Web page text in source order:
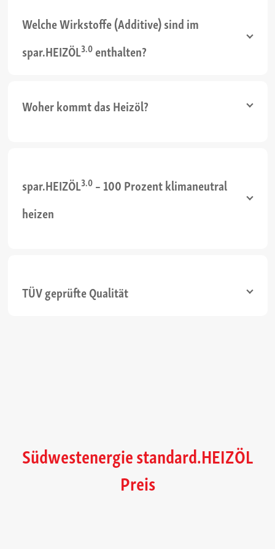
Welche Wirkstoffe (Additive) sind im
spar.HEIZÖL3.0enthalten?
Woher kommt das Heizöl?
spar.HEIZÖL3.0– 100 Prozent klimaneutral
heizen
TÜV geprüfte Qualität
Südwestenergie standard.HEIZÖL
Preis